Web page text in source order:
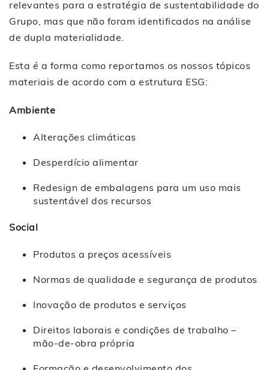
relevantes para a estratégia de sustentabilidade do
Grupo, mas que não foram identificados na análise
de dupla materialidade.
Esta é a forma como reportamos os nossos tópicos
materiais de acordo com a estrutura ESG:
Ambiente
Alterações climáticas
Desperdício alimentar
Redesign de embalagens para um uso mais
sustentável dos recursos
Social
Produtos a preços acessíveis
Normas de qualidade e segurança de produtos
Inovação de produtos e serviços
Direitos laborais e condições de trabalho –
mão-de-obra própria